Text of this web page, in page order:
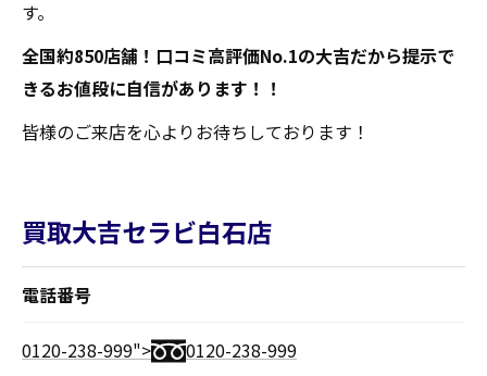
す。
全国約850店舗！口コミ高評価No.1の大吉だから提示で
きるお値段に自信があります！！
皆様のご来店を心よりお待ちしております！
買取大吉セラビ白石店
電話番号
0120-238-999"> 0120-238-999